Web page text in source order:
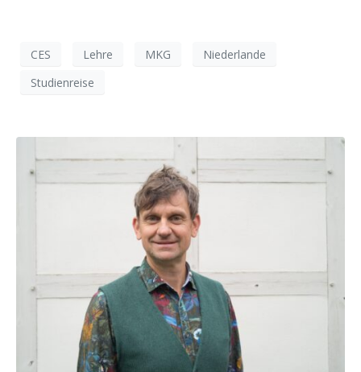
CES Lehre MKG
Niederlande
Studienreise